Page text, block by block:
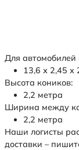
Для
13,6 х 2,45 х
Высота коников:
2,2 метра
Ширина между
2,2 метра
Наши логисты
доставки –